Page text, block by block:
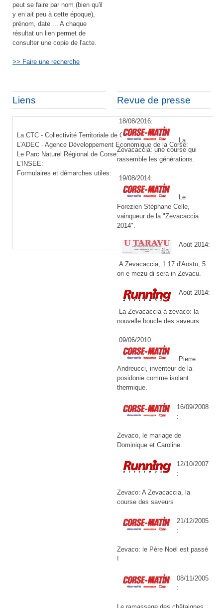
peut se faire par nom (bien qu'il
y en ait peu à cette époque),
prénom, date ... A chaque
résultat un lien permet de
consulter une copie de l'acte.
>> Faire une recherche
Liens
La CTC - Collectivité Territoriale de Corse:
L'ADEC - Agence Développement Economique de la Corse:
Le Parc Naturel Régional de Corse:
L'INSEE:
Formulaires et démarches utiles:
Revue de presse
18/08/2016:
La
Zevacaccia: une course qui
rassemble les générations.
19/08/2014:
Le
Forezien Stéphane Celle,
vainqueur de la "Zevacaccia
2014".
Aoùt 2014:
A Zevacaccia, 1 17 d'Aostu, 5
ori e mezu di sera in Zevacu.
Aoùt 2014:
La Zevacaccia à zevaco: la
nouvelle boucle des saveurs.
09/06/2010:
Pierre
Andreucci, inventeur de la
posidonie comme isolant
thermique.
16/09/2008
:
Zevaco, le mariage de
Dominique et Caroline.
12/10/2007
:
Zevaco: A Zevacaccia, la
course des saveurs
21/12/2005
:
Zevaco: le Père Noël est passé
!
08/11/2005
: